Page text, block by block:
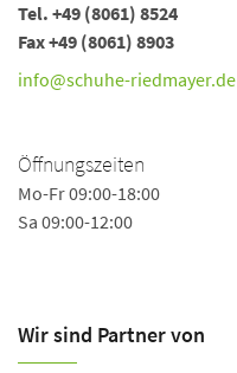
Tel. +49 (8061) 8524
Fax +49 (8061) 8903
info@schuhe-riedmayer.de
Öffnungszeiten
Mo-Fr 09:00-18:00
Sa 09:00-12:00
Wir sind Partner von